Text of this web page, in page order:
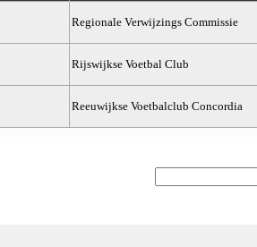
Regionale Verwijzings Commissie
Rijswijkse Voetbal Club
Reeuwijkse Voetbalclub Concordia